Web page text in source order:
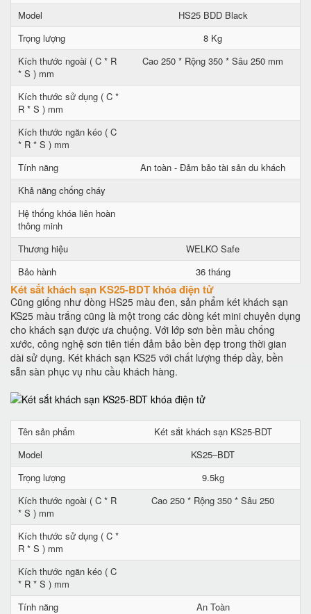
Model
HS25 BDD Black
Trọng lượng
8 Kg
Kích thước ngoài ( C * R
* S ) mm
Cao 250 * Rộng 350 * Sâu 250 mm
Kích thước sử dụng ( C *
R * S ) mm
Kích thước ngăn kéo ( C
* R * S ) mm
Tính năng
An toàn - Đảm bảo tài sản du khách
Khả năng chống cháy
Hệ thống khóa liên hoàn
thông minh
Thương hiệu
WELKO Safe
Bảo hành
36 tháng
Két sắt khách sạn KS25-BDT khóa điện tử
Cũng giống như dòng HS25 màu đen, sản phẩm két khách sạn
KS25 màu trắng cũng là một trong các dòng két mini chuyên dụng
cho khách sạn được ưa chuộng. Với lớp sơn bền mầu chống
xước, công nghệ sơn tiên tiến đảm bảo bền đẹp trong thời gian
dài sử dụng. Két khách sạn KS25 với chất lượng thép dầy, bền
sẵn sàn phục vụ nhu cầu khách hàng.
Tên sản phẩm
Két sắt khách sạn KS25-BDT
Model
KS25–BDT
Trọng lượng
9.5kg
Kích thước ngoài ( C * R
* S ) mm
Cao 250 * Rộng 350 * Sâu 250
Kích thước sử dụng ( C *
R * S ) mm
Kích thước ngăn kéo ( C
* R * S ) mm
Tính năng
An Toàn